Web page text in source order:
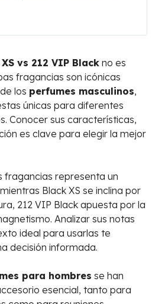
vs 212 VIP Black no es
fragancias son icónicas
los perfumes masculinos,
únicas para diferentes
Conocer sus características,
es clave para elegir la mejor
fragancias representa un
Black XS se inclina por
212 VIP Black apuesta por la
Analizar sus notas
ideal para usarlas te
decisión informada.
para hombres se han
esencial, tanto para